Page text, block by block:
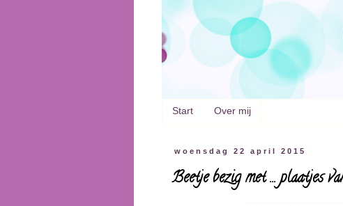
Start Over mij
woensdag 22 april 2015
Beetje bezig met ... plaatjes